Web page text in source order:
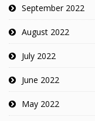
September 2022
August 2022
July 2022
June 2022
May 2022